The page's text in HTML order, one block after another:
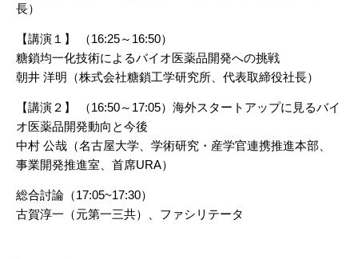
長）
【講演１】 （16:25～16:50）
糖鎖均一化技術によるバイオ医薬品開発への挑戦
朝井 洋明（株式会社糖鎖工学研究所、代表取締役社長）
【講演２】 （16:50～17:05）海外スタートアップに見るバイ
オ医薬品開発動向と今後
中村 公哉（名古屋大学、学術研究・産学官連携推進本部、
事業開発推進室、首席URA）
総合討論（17:05~17:30）
古賀淳一（元第一三共）、ファシリテータ